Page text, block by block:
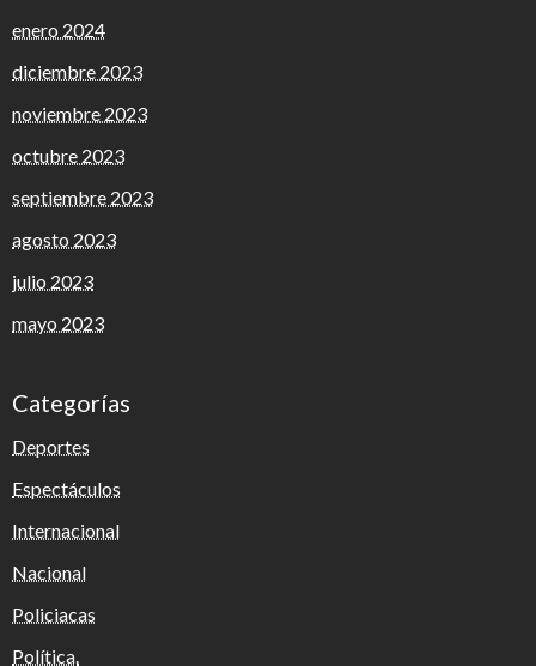
enero 2024
diciembre 2023
noviembre 2023
octubre 2023
septiembre 2023
agosto 2023
julio 2023
mayo 2023
Categorías
Deportes
Espectáculos
Internacional
Nacional
Policiacas
Política.